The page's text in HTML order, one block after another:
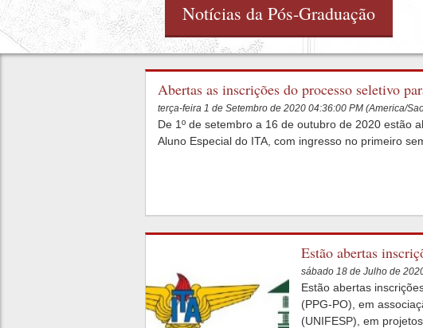
Notícias da Pós-Graduação
Abertas as inscrições do processo seletivo
terça-feira 1 de Setembro de 2020 04:36:00 PM (America/
De 1º de setembro a 16 de outubro de 2020 estão
Aluno Especial do ITA, com ingresso no primeiro
Estão abertas
Operacional (PPG-
sábado 18 de Julho de
Estão abertas
(PPG-PO), em
(UNIFESP), em